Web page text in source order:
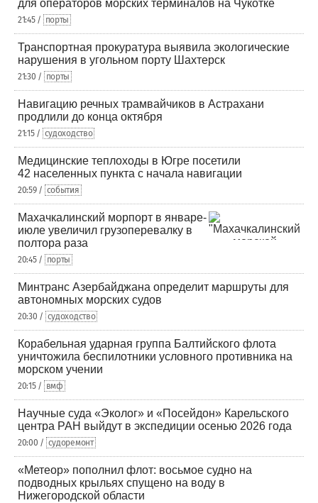
для операторов морских терминалов на Чукотке
21:45 / порты
Транспортная прокуратура выявила экологические
нарушения в угольном порту Шахтерск
21:30 / порты
Навигацию речных трамвайчиков в Астрахани
продлили до конца октября
21:15 / судоходство
Медицинские теплоходы в Югре посетили
42 населенных пункта с начала навигации
20:59 / события
Махачкалинский морпорт в январе-
июле увеличил грузоперевалку в
полтора раза
20:45 / порты
Минтранс Азербайджана определит маршруты для
автономных морских судов
20:30 / судоходство
Корабельная ударная группа Балтийского флота
уничтожила беспилотники условного противника на
морском учении
20:15 / вмф
Научные суда «Эколог» и «Посейдон» Карельского
центра РАН выйдут в экспедиции осенью 2026 года
20:00 / судоремонт
«Метеор» пополнил флот: восьмое судно на
подводных крыльях спущено на воду в
Нижегородской области